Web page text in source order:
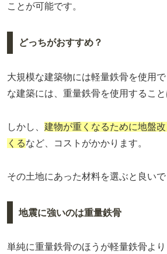
ことが可能です。
どっちがおすすめ？
大規模な建築物には軽量鉄骨を使用
な建築には、重量鉄骨を使用すること
しかし、 建物が重くなるために地盤
くるなど、コストがかかります。
その土地にあった材料を選ぶと良いで
地震に強いのは重量鉄骨
単純に重量鉄骨のほうが軽量鉄骨よ